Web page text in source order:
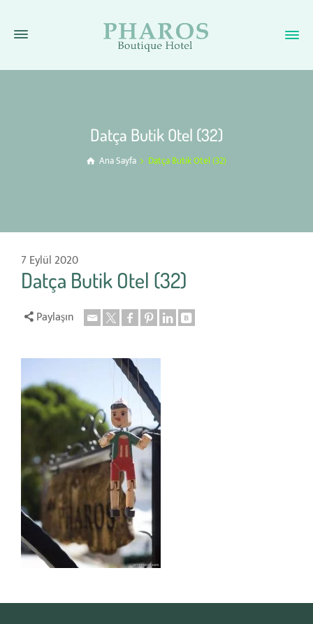
Datça Butik Otel (32)
Ana Sayfa Datça Butik Otel (32)
7 Eylül 2020
Datça Butik Otel (32)
Paylaşın